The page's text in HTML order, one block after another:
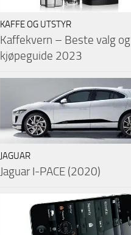
KAFFE OG UTSTYR
Kaffekvern – Beste valg og
kjøpeguide 2023
JAGUAR
Jaguar I-PACE (2020)